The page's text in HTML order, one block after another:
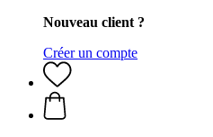
Nouveau client ?
Créer un compte